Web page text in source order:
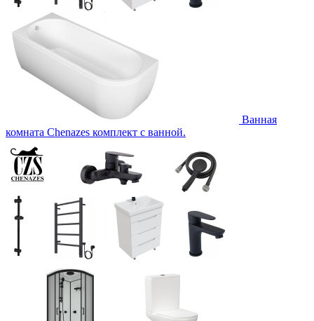
Ванная
комната Chenazes комплект с ванной.